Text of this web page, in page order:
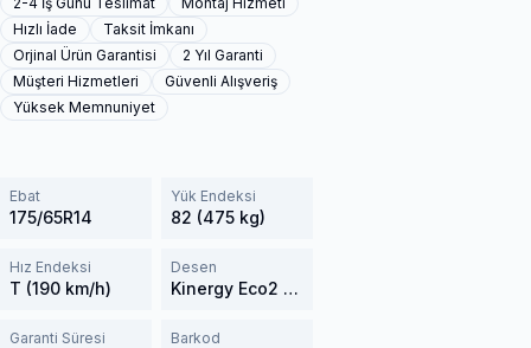
Hızlı İade
Taksit İmkanı
Orjinal Ürün Garantisi
2 Yıl Garanti
Müşteri Hizmetleri
Güvenli Alışveriş
Yüksek Memnuniyet
Ebat
175/65R14
Yük Endeksi
82 (475 kg)
Hız Endeksi
T (190 km/h)
Desen
Kinergy Eco2 K435
Garanti Süresi Barkod